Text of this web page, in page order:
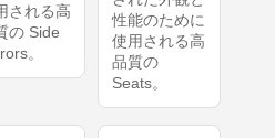
される高
の Side
。
性能のために
使用される高
品質の
Seats。